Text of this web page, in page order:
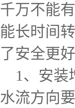
千万不能
能长时间
了安全更
1、安装
水流方向